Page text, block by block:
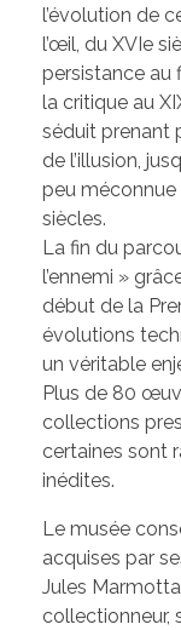
l’évolution de
l’œil, du XVIe
persistance au
la critique au
séduit prenant
de l’illusion,
peu méconnue
siècles.
La fin du
l’ennemi »
début de la
évolutions
un véritable
Plus de 80
collections
certaines sont
inédites.
Le musée
acquises par
Jules
collectionneur,